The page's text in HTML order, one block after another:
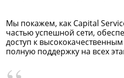
Мы покажем, как Capital
частью успешной сети,
доступ к
полную поддержку на всех